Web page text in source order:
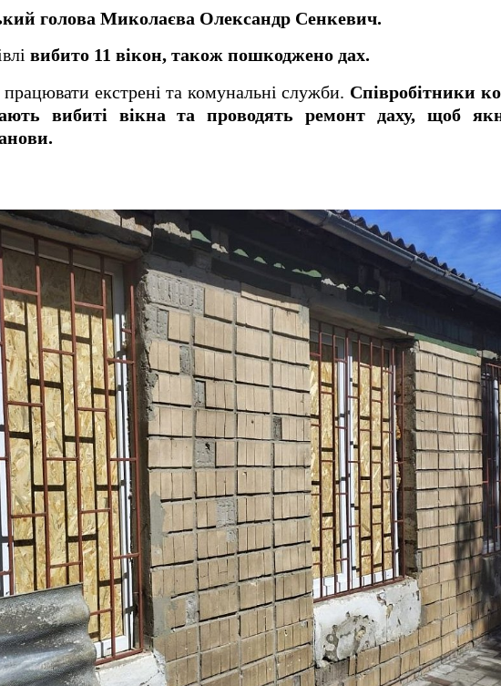
голова Миколаєва Олександр Сенкевич.
вибито 11 вікон, також пошкоджено дах.
екстрені та комунальні служби. Співробітники
вибиті вікна та проводять ремонт даху, щоб